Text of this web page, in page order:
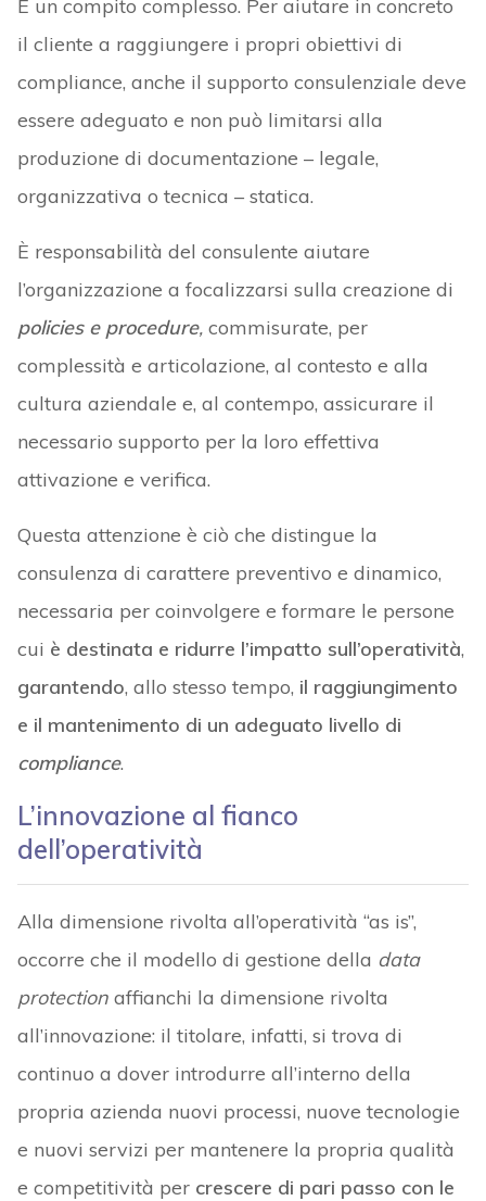
È un compito complesso. Per aiutare in concreto
il cliente a raggiungere i propri obiettivi di
compliance, anche il supporto consulenziale deve
essere adeguato e non può limitarsi alla
produzione di documentazione – legale,
organizzativa o tecnica – statica.
È responsabilità del consulente aiutare
l’organizzazione a focalizzarsi sulla creazione di
policies e procedure,commisurate, per
complessità e articolazione, al contesto e alla
cultura aziendale e, al contempo, assicurare il
necessario supporto per la loro effettiva
attivazione e verifica.
Questa attenzione è ciò che distingue la
consulenza di carattere preventivo e dinamico,
necessaria per coinvolgere e formare le persone
cui è destinata e ridurre l’impatto sull’operatività,
garantendo, allo stesso tempo, il raggiungimento
e il mantenimento di un adeguato livello di
compliance.
L’innovazione al fianco
dell’operatività
Alla dimensione rivolta all’operatività “as is”,
occorre che il modello di gestione della data
protectionaffianchi la dimensione rivolta
all’innovazione: il titolare, infatti, si trova di
continuo a dover introdurre all’interno della
propria azienda nuovi processi, nuove tecnologie
e nuovi servizi per mantenere la propria qualità
e competitività per crescere di pari passo con le